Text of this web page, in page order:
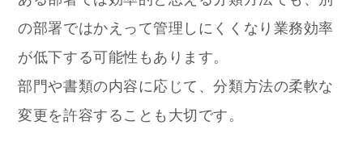
の部署ではかえって管理しにくくなり業務効率
が低下する可能性もあります。
部門や書類の内容に応じて、分類方法の柔軟な
変更を許容することも大切です。